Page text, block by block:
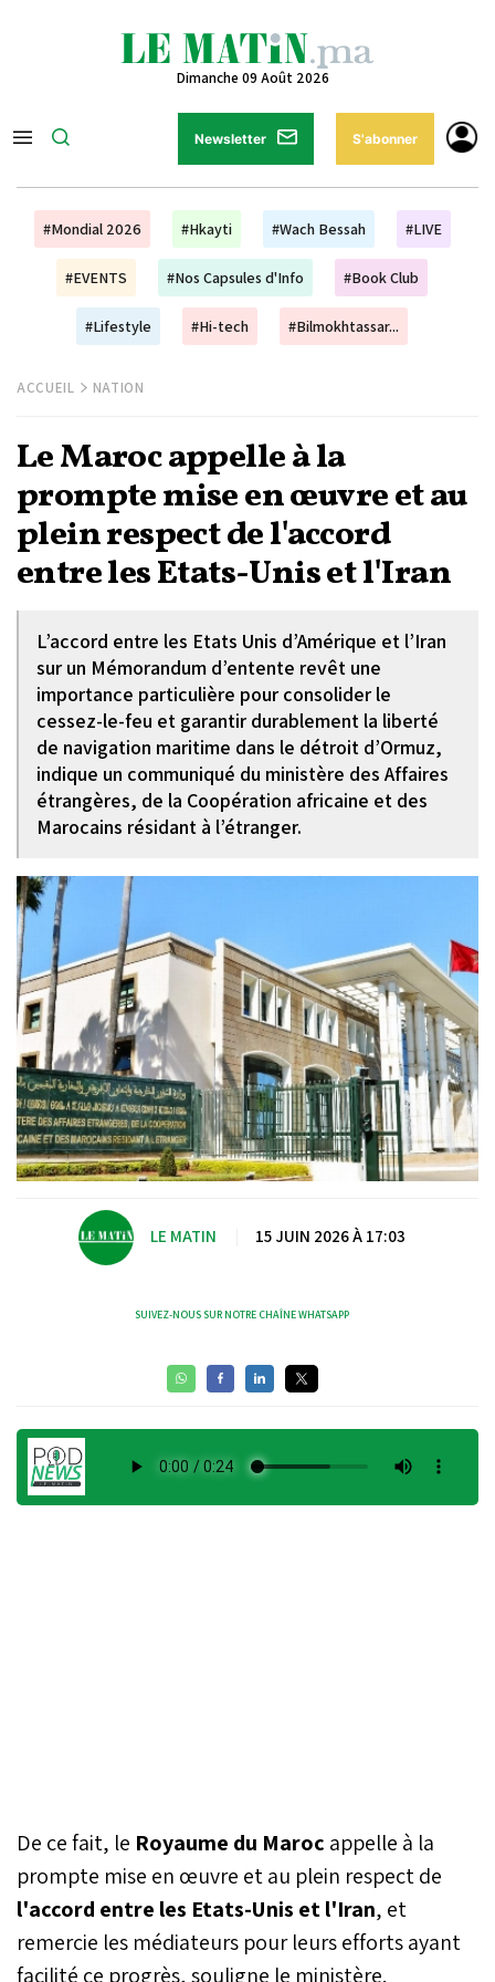
Dimanche 09 Août 2026
Newsletter S'abonner
#Mondial 2026 #Hkayti #Wach Bessah #LIVE
#EVENTS #Nos Capsules d'Info #Book Club
#Lifestyle #Hi-tech #Bilmokhtassar...
ACCUEIL NATION
Le Maroc appelle à la
prompte mise en œuvre et au
plein respect de l'accord
entre les Etats-Unis et l'Iran
L’accord entre les Etats Unis d’Amérique et l’Iran
sur un Mémorandum d’entente revêt une
importance particulière pour consolider le
cessez-le-feu et garantir durablement la liberté
de navigation maritime dans le détroit d’Ormuz,
indique un communiqué du ministère des Affaires
étrangères, de la Coopération africaine et des
Marocains résidant à l’étranger.
LE MATIN 15 JUIN 2026 À 17:03
SUIVEZ-NOUS SUR NOTRE CHAÎNE WHATSAPP
De ce fait, le Royaume du Maroc appelle à la
prompte mise en œuvre et au plein respect de
l'accord entre les Etats-Unis et l'Iran, et
remercie les médiateurs pour leurs efforts ayant
facilité ce progrès, souligne le ministère.